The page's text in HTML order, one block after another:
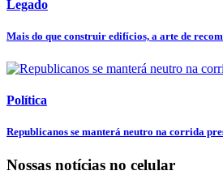
Legado
Mais do que construir edifícios, a arte de
Política
Republicanos se manterá neutro na corrida
Nossas notícias no celular